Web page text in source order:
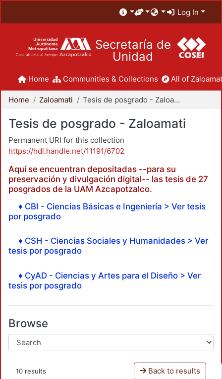
Log In
Secretaría de
Unidad
Home Communities & Collections All of
Home Zaloamati Tesis de posgrado - Zaloamati
Tesis de posgrado - Zaloamati
Permanent URI for this collection
https://hdl.handle.net/11191/6702
Aquí se encuentran depositadas --para su
preservación y divulgación digital-- las tesis de 27
posgrados de la UAM Azcapotzalco.
♦ CBI - Ciencias Básicas e Ingeniería > Ver tesis
por posgrado
♦ CSH - Ciencias Sociales y Humanidades > Ver
tesis por posgrado
♦ CyAD - Ciencias y Artes para el Diseño > Ver
tesis por posgrado
Browse
10 results Back to results